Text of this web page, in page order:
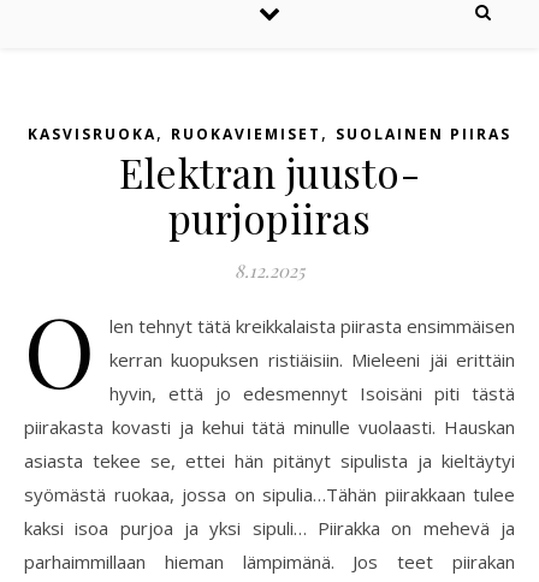
KASVISRUOKA, RUOKAVIEMISET , SUOLAINEN PIIRAS
Elektran juusto-
purjopiiras
8.12.2025
O
len tehnyt tätä kreikkalaista piirasta ensimmäisen
kerran kuopuksen ristiäisiin. Mieleeni jäi erittäin
hyvin, että jo edesmennyt Isoisäni piti tästä
piirakasta kovasti ja kehui tätä minulle vuolaasti. Hauskan
asiasta tekee se, ettei hän pitänyt sipulista ja kieltäytyi
syömästä ruokaa, jossa on sipulia…Tähän piirakkaan tulee
kaksi isoa purjoa ja yksi sipuli… Piirakka on mehevä ja
parhaimmillaan hieman lämpimänä. Jos teet piirakan